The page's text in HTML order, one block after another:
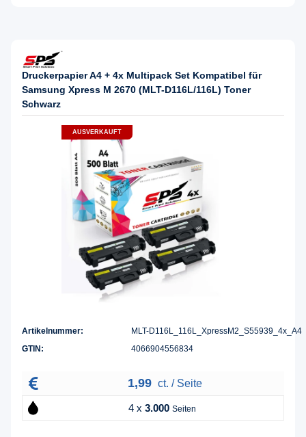
Druckerpapier A4 + 4x Multipack Set Kompatibel für
Samsung Xpress M 2670 (MLT-D116L/116L) Toner
Schwarz
AUSVERKAUFT
Artikelnummer:
MLT-D116L_116L_XpressM2_S55939_4x_A4
GTIN:
4066904556834
1,99 ct. / Seite
4 x 3.000 Seiten